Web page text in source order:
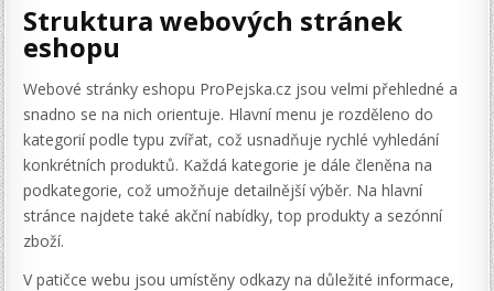
Struktura webových stránek
eshopu
Webové stránky eshopu ProPejska.cz jsou velmi přehledné a
snadno se na nich orientuje. Hlavní menu je rozděleno do
kategorií podle typu zvířat, což usnadňuje rychlé vyhledání
konkrétních produktů. Každá kategorie je dále členěna na
podkategorie, což umožňuje detailnější výběr. Na hlavní
stránce najdete také akční nabídky, top produkty a sezónní
zboží.
V patičce webu jsou umístěny odkazy na důležité informace,